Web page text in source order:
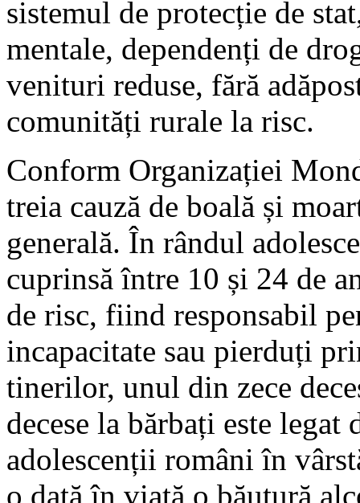
sistemul de protecție de
mentale, dependenți de
venituri reduse, fără
comunități rurale la risc.
Conform Organizației
treia cauză de boală și
generală. În rândul
cuprinsă între 10 și 24 de
de risc, fiind responsabil
incapacitate sau pierduți
tinerilor, unul din zece
decese la bărbați este
adolescenții români în
o dată în viață o băutură